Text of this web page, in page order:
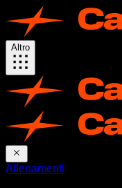
Altro
Allenamenti